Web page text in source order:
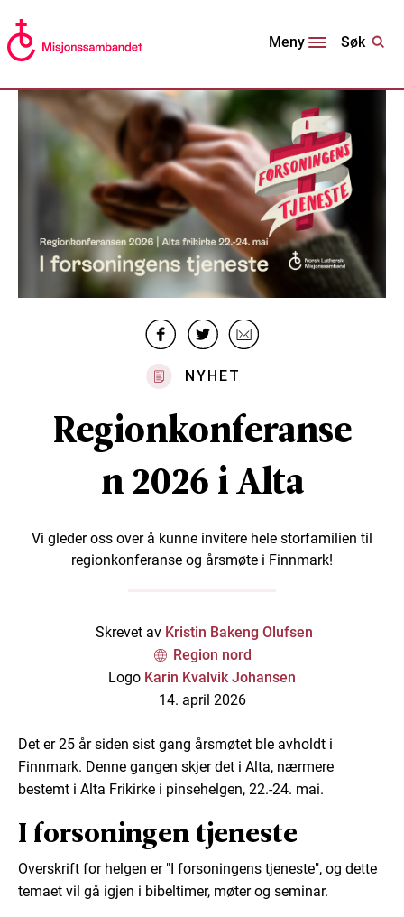
Meny Søk
NYHET
Regionkonferanse
n 2026 i Alta
Vi gleder oss over å kunne invitere hele storfamilien til
regionkonferanse og årsmøte i Finnmark!
Skrevet av Kristin Bakeng Olufsen
Region nord
Logo Karin Kvalvik Johansen
14. april 2026
Det er 25 år siden sist gang årsmøtet ble avholdt i
Finnmark. Denne gangen skjer det i Alta, nærmere
bestemt i Alta Frikirke i pinsehelgen, 22.-24. mai.
I forsoningen tjeneste
Overskrift for helgen er "I forsoningens tjeneste", og dette
temaet vil gå igjen i bibeltimer, møter og seminar.